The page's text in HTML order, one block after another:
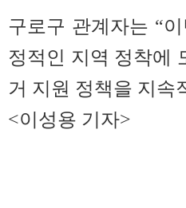
구로구 관계자는 “
정적인 지역 정착에
거 지원 정책을 지속
<이성용 기자>